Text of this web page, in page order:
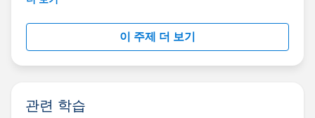
이 주제 더 보기
관련 학습